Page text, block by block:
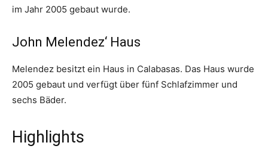
im Jahr 2005 gebaut wurde.
John Melendez‘ Haus
Melendez besitzt ein Haus in Calabasas. Das Haus wurde
2005 gebaut und verfügt über fünf Schlafzimmer und
sechs Bäder.
Highlights